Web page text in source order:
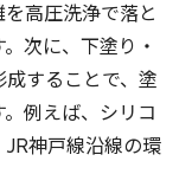
高圧洗浄で落と
次に、下塗り・
することで、塗
例えば、シリコ
神戸線沿線の環